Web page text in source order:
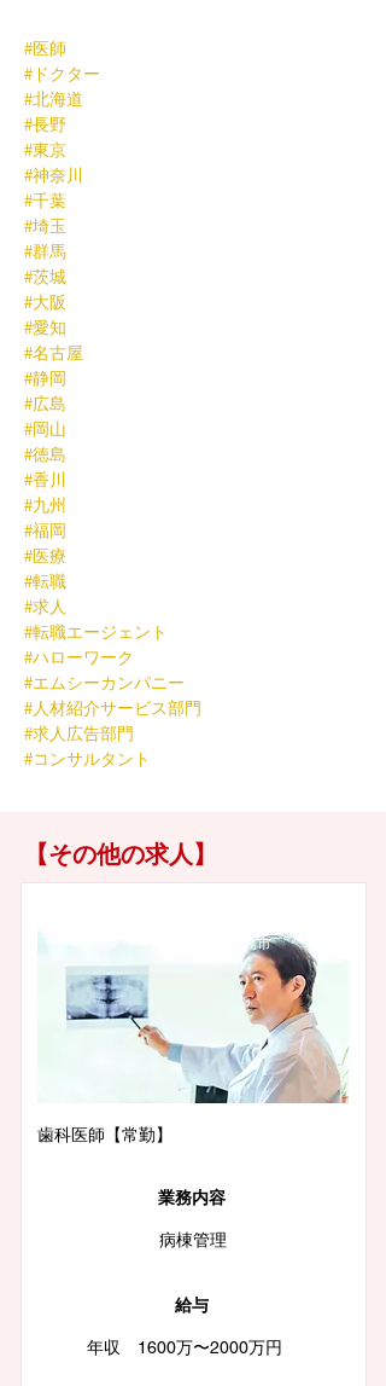
#医師
#ドクター
#北海道
#長野
#東京
#神奈川
#千葉
#埼玉
#群馬
#茨城
#大阪
#愛知
#名古屋
#静岡
#広島
#岡山
#徳島
#香川
#九州
#福岡
#医療
#転職
#求人
#転職エージェント
#ハローワーク
#エムシーカンパニー
#人材紹介サービス部門
#求人広告部門
#コンサルタント
【その他の求人】
徳島県徳島市
歯科医師【常勤】
業務内容
病棟管理
給与
年収 1600万〜2000万円